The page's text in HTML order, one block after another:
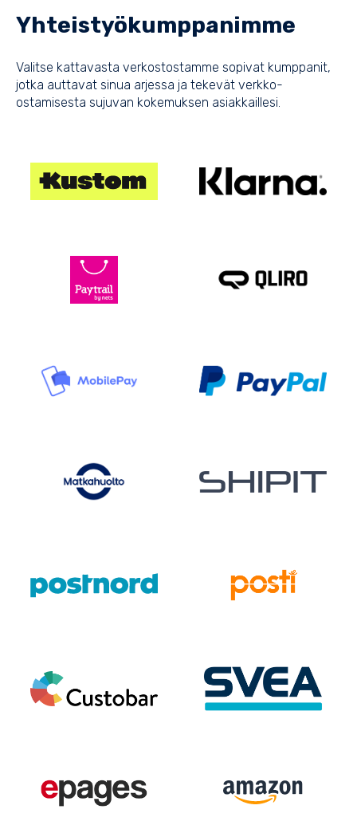
Yhteistyö­kumppanimme
Valitse kattavasta verkostostamme sopivat kumppanit,
jotka auttavat sinua arjessa ja tekevät verkko-
ostamisesta sujuvan kokemuksen asiakkaillesi.